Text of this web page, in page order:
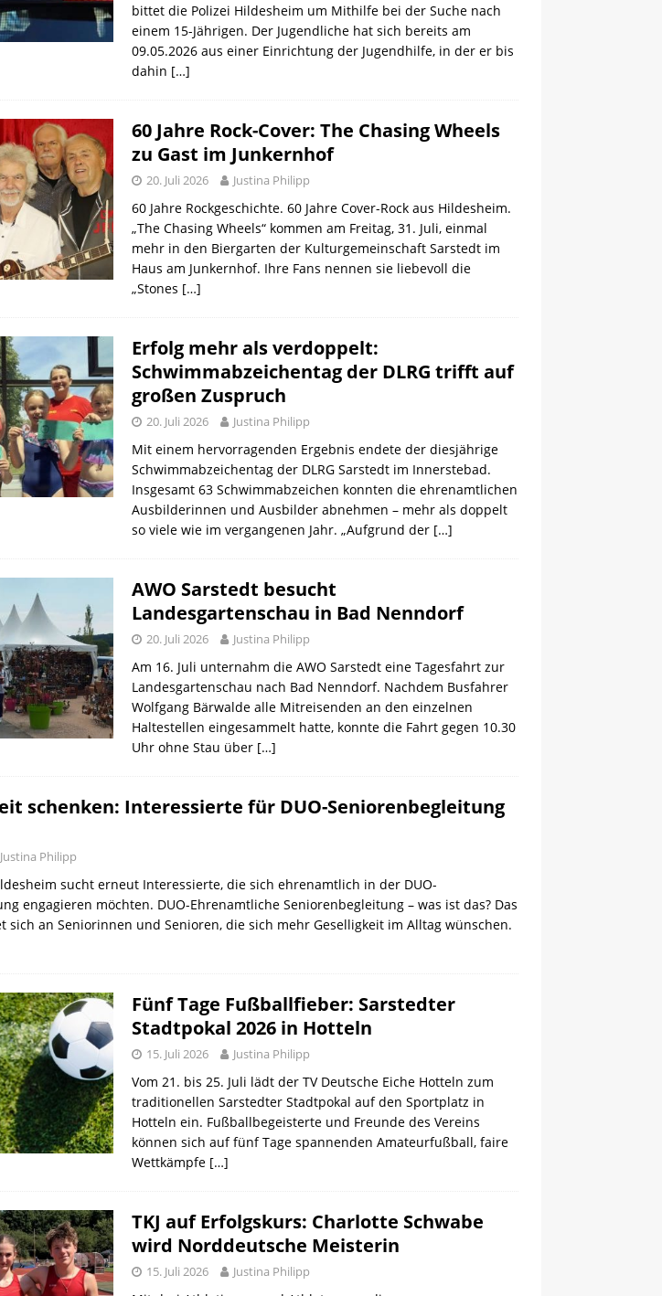
bittet die Polizei Hildesheim um Mithilfe bei der Suche nach
einem 15-Jährigen. Der Jugendliche hat sich bereits am
09.05.2026 aus einer Einrichtung der Jugendhilfe, in der er bis
dahin […]
60 Jahre Rock-Cover: The Chasing Wheels
zu Gast im Junkernhof
20. Juli 2026 Justina Philipp
60 Jahre Rockgeschichte. 60 Jahre Cover-Rock aus Hildesheim.
„The Chasing Wheels“ kommen am Freitag, 31. Juli, einmal
mehr in den Biergarten der Kulturgemeinschaft Sarstedt im
Haus am Junkernhof. Ihre Fans nennen sie liebevoll die
„Stones […]
Erfolg mehr als verdoppelt:
Schwimmabzeichentag der DLRG trifft auf
großen Zuspruch
20. Juli 2026 Justina Philipp
Mit einem hervorragenden Ergebnis endete der diesjährige
Schwimmabzeichentag der DLRG Sarstedt im Innerstebad.
Insgesamt 63 Schwimmabzeichen konnten die ehrenamtlichen
Ausbilderinnen und Ausbilder abnehmen – mehr als doppelt
so viele wie im vergangenen Jahr. „Aufgrund der […]
AWO Sarstedt besucht
Landesgartenschau in Bad Nenndorf
20. Juli 2026 Justina Philipp
Am 16. Juli unternahm die AWO Sarstedt eine Tagesfahrt zur
Landesgartenschau nach Bad Nenndorf. Nachdem Busfahrer
Wolfgang Bärwalde alle Mitreisenden an den einzelnen
Haltestellen eingesammelt hatte, konnte die Fahrt gegen 10.30
Uhr ohne Stau über […]
schenken: Interessierte für DUO-Seniorenbegleitung
Justina Philipp
sucht erneut Interessierte, die sich ehrenamtlich in der DUO-
engagieren möchten. DUO-Ehrenamtliche Seniorenbegleitung – was ist das? Das
sich an Seniorinnen und Senioren, die sich mehr Geselligkeit im Alltag wünschen.
Fünf Tage Fußballfieber: Sarstedter
Stadtpokal 2026 in Hotteln
15. Juli 2026 Justina Philipp
Vom 21. bis 25. Juli lädt der TV Deutsche Eiche Hotteln zum
traditionellen Sarstedter Stadtpokal auf den Sportplatz in
Hotteln ein. Fußballbegeisterte und Freunde des Vereins
können sich auf fünf Tage spannenden Amateurfußball, faire
Wettkämpfe […]
TKJ auf Erfolgskurs: Charlotte Schwabe
wird Norddeutsche Meisterin
15. Juli 2026 Justina Philipp